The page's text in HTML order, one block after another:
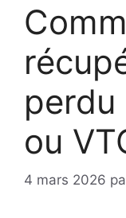
perdu
ou
4 mars 2026